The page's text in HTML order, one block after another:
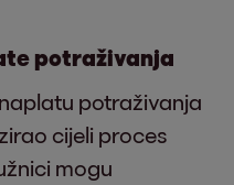
potraživanja
potraživanja
cijeli proces
mogu